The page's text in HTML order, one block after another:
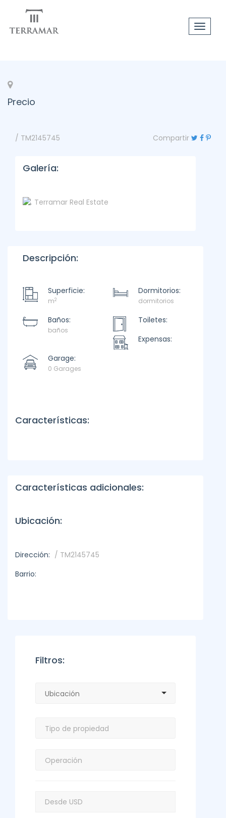
Toggle
Precio
/ TM2145745 Compartir
Galería:
Descripción:
Superficie:
m2
Dormitorios:
dormitorios
Baños:
baños
Toiletes:
Expensas:
Garage:
0 Garages
Características:
Características adicionales:
Ubicación:
Dirección: / TM2145745
Barrio:
Filtros: